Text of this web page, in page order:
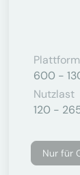
600 -
Nutzlast
120 -
Nur für